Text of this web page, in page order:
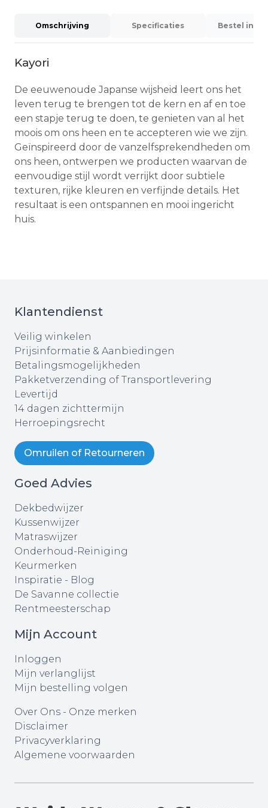
Omschrijving Specificaties Bestel
Kayori
De eeuwenoude Japanse wijsheid leert ons het
leven terug te brengen tot de kern en af en toe
een stapje terug te doen, te genieten van al het
moois om ons heen en te accepteren wie we zijn.
Geïnspireerd door de vanzelfsprekendheden om
ons heen, ontwerpen we producten waarvan de
eenvoudige stijl wordt verrijkt door subtiele
texturen, rijke kleuren en verfijnde details. Het
resultaat is een ontspannen en mooi ingericht
huis.
Klantendienst
Veilig winkelen
Prijsinformatie & Aanbiedingen
Betalingsmogelijkheden
Pakketverzending of Transportlevering
Levertijd
14 dagen zichttermijn
Herroepingsrecht
Omruilen of Retourneren
Goed Advies
Dekbedwijzer
Kussenwijzer
Matraswijzer
Onderhoud-Reiniging
Keurmerken
Inspiratie - Blog
De Savanne collectie
Rentmeesterschap
Mijn Account
Inloggen
Mijn verlanglijst
Mijn bestelling volgen
Over Ons - Onze merken
Disclaimer
Privacyverklaring
Algemene voorwaarden